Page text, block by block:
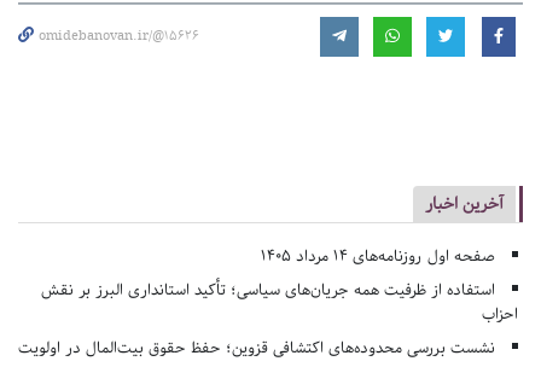
omidebanovan.ir/@15626
آخرین اخبار
صفحه اول روزنامه‌های 14 مرداد 1405
استفاده از ظرفیت همه جریان‌های سیاسی؛ تأکید استانداری البرز بر نقش
احزاب
نشست بررسی محدوده‌های اکتشافی قزوین؛ حفظ حقوق بیت‌المال در اولویت